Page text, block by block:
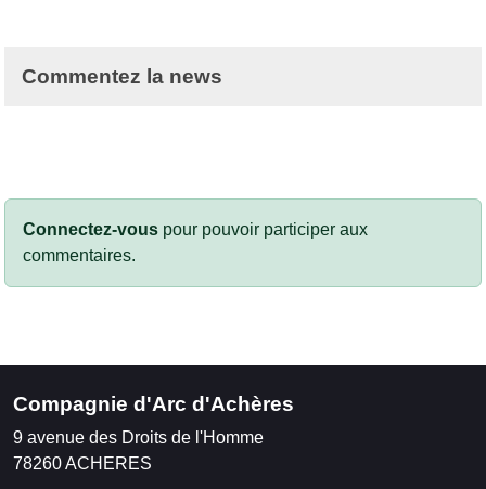
Commentez la news
Connectez-vous pour pouvoir participer aux
commentaires.
Compagnie d'Arc d'Achères
9 avenue des Droits de l'Homme
78260ACHERES